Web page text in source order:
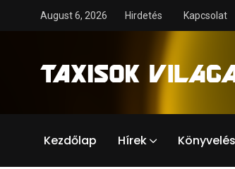
August 6, 2026 Hirdetés Kapcsolat
Kezdőlap Hírek Könyvelés